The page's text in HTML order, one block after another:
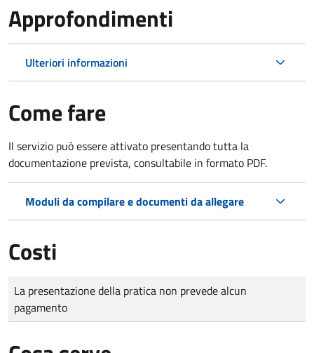
Approfondimenti
Ulteriori informazioni
Come fare
Il servizio può essere attivato presentando tutta la
documentazione prevista, consultabile in formato PDF.
Moduli da compilare e documenti da allegare
Costi
Tipo di pagamento
Importo
La presentazione della pratica non prevede alcun
pagamento